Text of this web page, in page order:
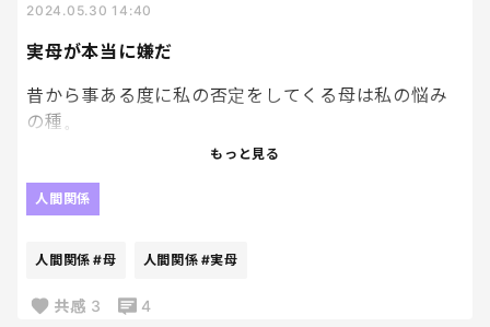
どうにかしてくれませんか？？と言いたいの？と思
いながら、
家でもそういうときありますね〜
すみません。
言いたいことがあるならはっきりと言ってほしいな
悔しがることが、悪いこととは思わない。
なんだかモヤッとした。
実母が本当に嫌だ
2024.05.30 14:40
昔から事ある度に私の否定をしてくる母は私の悩み
の種。
最近、姉の子どもたちとうちの子どもを比較してく
た。
素直な姉とそうでない妹。
もっと見る
人間関係
人間関係 #母 人間関係 #実母
共感 3 4